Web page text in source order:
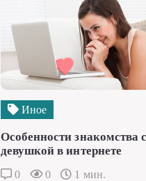
Иное
Особенности знакомства с
девушкой в интернете
0 0 1 мин.